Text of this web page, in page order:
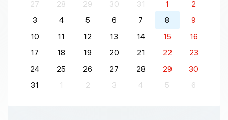
27 28 29 30 31 1
2
3
4 5 6 7 8
9
10
11 12 13 14 15
16
17
18 19 20 21 22
23
24
25 26 27 28 29
30
31
1 2 3 4 5 6